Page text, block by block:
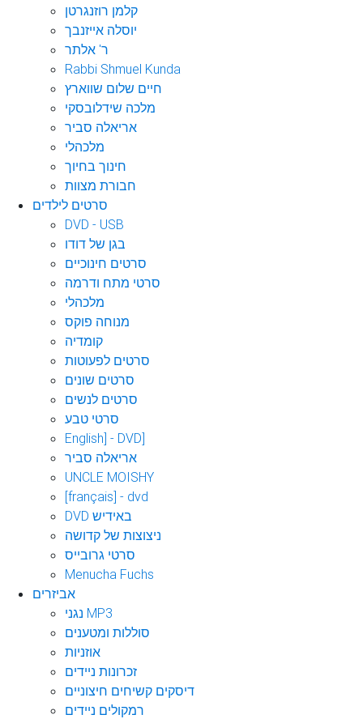
קלמן רוזנגרטן
יוסלה אייזנבך
ר' אלתר
Rabbi Shmuel Kunda
חיים שלום שווארץ
מלכה שידלובסקי
אריאלה סביר
מלכהלי
חינוך בחיוך
חבורת מצוות
סרטים לילדים
DVD - USB
בגן של דודו
סרטים חינוכיים
סרטי מתח ודרמה
מלכהלי
מנוחה פוקס
קומדיה
סרטים לפעוטות
סרטים שונים
סרטים לנשים
סרטי טבע
English] - DVD]
אריאלה סביר
UNCLE MOISHY
[français] - dvd
DVD באידיש
ניצוצות של קדושה
סרטי גרובייס
Menucha Fuchs
אביזרים
נגני MP3
סוללות ומטענים
אוזניות
זכרונות ניידים
דיסקים קשיחים חיצוניים
רמקולים ניידים